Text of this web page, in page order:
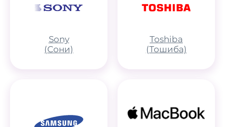
Sony
(Сони)
Toshiba
(Тошиба)